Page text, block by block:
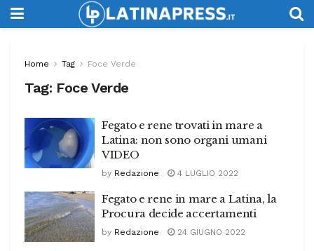
Home Tag Foce Verde
Tag: Foce Verde
Fegato e rene trovati in mare a
Latina: non sono organi umani
VIDEO
by Redazione 4 LUGLIO 2022
Fegato e rene in mare a Latina, la
Procura decide accertamenti
by Redazione 24 GIUGNO 2022